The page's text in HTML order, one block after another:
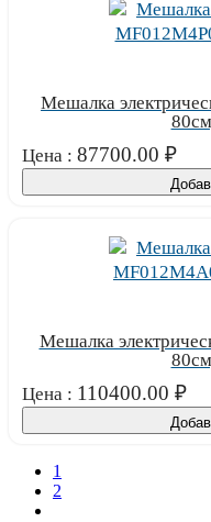
Мешалка
Цена : 87700.00 ₽
Мешалка
Цена : 110400.00 ₽
1
2